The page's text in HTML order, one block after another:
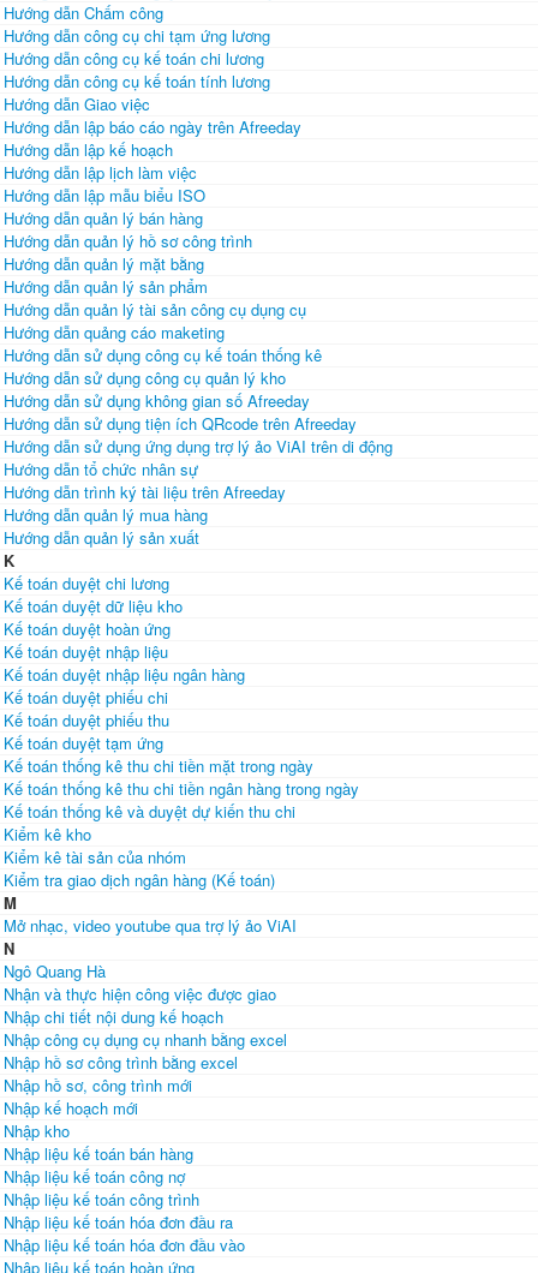
Hướng dẫn Chấm công
Hướng dẫn công cụ chi tạm ứng lương
Hướng dẫn công cụ kế toán chi lương
Hướng dẫn công cụ kế toán tính lương
Hướng dẫn Giao việc
Hướng dẫn lập báo cáo ngày trên Afreeday
Hướng dẫn lập kế hoạch
Hướng dẫn lập lịch làm việc
Hướng dẫn lập mẫu biểu ISO
Hướng dẫn quản lý bán hàng
Hướng dẫn quản lý hồ sơ công trình
Hướng dẫn quản lý mặt bằng
Hướng dẫn quản lý sản phẩm
Hướng dẫn quản lý tài sản công cụ dụng cụ
Hướng dẫn quảng cáo maketing
Hướng dẫn sử dụng công cụ kế toán thống kê
Hướng dẫn sử dụng công cụ quản lý kho
Hướng dẫn sử dụng không gian số Afreeday
Hướng dẫn sử dụng tiện ích QRcode trên Afreeday
Hướng dẫn sử dụng ứng dụng trợ lý ảo ViAI trên di động
Hướng dẫn tổ chức nhân sự
Hướng dẫn trình ký tài liệu trên Afreeday
Hướng dẫn quản lý mua hàng
Hướng dẫn quản lý sản xuất
K
Kế toán duyệt chi lương
Kế toán duyệt dữ liệu kho
Kế toán duyệt hoàn ứng
Kế toán duyệt nhập liệu
Kế toán duyệt nhập liệu ngân hàng
Kế toán duyệt phiếu chi
Kế toán duyệt phiếu thu
Kế toán duyệt tạm ứng
Kế toán thống kê thu chi tiền mặt trong ngày
Kế toán thống kê thu chi tiền ngân hàng trong ngày
Kế toán thống kê và duyệt dự kiến thu chi
Kiểm kê kho
Kiểm kê tài sản của nhóm
Kiểm tra giao dịch ngân hàng (Kế toán)
M
Mở nhạc, video youtube qua trợ lý ảo ViAI
N
Ngô Quang Hà
Nhận và thực hiện công việc được giao
Nhập chi tiết nội dung kế hoạch
Nhập công cụ dụng cụ nhanh bằng excel
Nhập hồ sơ công trình bằng excel
Nhập hồ sơ, công trình mới
Nhập kế hoạch mới
Nhập kho
Nhập liệu kế toán bán hàng
Nhập liệu kế toán công nợ
Nhập liệu kế toán công trình
Nhập liệu kế toán hóa đơn đầu ra
Nhập liệu kế toán hóa đơn đầu vào
Nhập liệu kế toán hoàn ứng